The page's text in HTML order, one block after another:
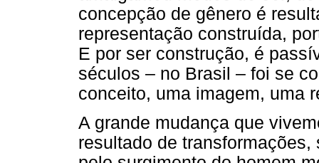
concepção de gênero é
representação construída,
E por ser construção, é
séculos – no Brasil – foi se
conceito, uma imagem, uma
A grande mudança que
resultado de